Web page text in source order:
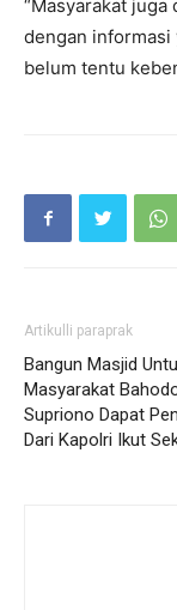
“Masyarakat
dengan informasi
belum tentu
Artikulli paraprak
Bangun Masjid
Masyarakat
Supriono Dapat
Dari Kapolri Ikut